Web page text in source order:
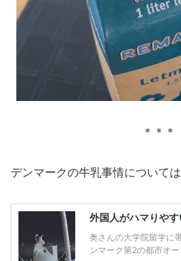
＊＊＊
デンマークの牛乳事情については